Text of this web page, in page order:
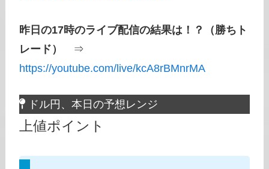
昨日の17時のライブ配信の結果は！？（勝ちト
レード）
⇒
https://youtube.com/live/kcA8rBMnrMA
ドル円、本日の予想レンジ
上値ポイント